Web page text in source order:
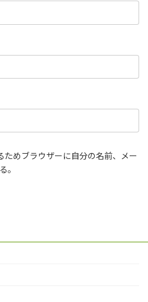
ためブラウザーに自分の名前、メー
。